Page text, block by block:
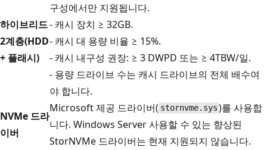
하이브리드
2계층(HDD
+ 플래시)
구성에서만 지원됩니다.
- 캐시 장치 ≥ 32GB.
- 캐시 대 용량 비율 ≥ 15%.
- 캐시 내구성 권장: ≥ 3 DWPD 또는 ≥ 4TBW/일.
- 용량 드라이브 수는 캐시 드라이브의 전체 배수여
야 합니다.
NVMe 드라
이버
Microsoft 제공 드라이버( stornvme.sys )를 사용합
니다. Windows Server 사용할 수 있는 향상된
StorNVMe 드라이버는 현재 지원되지 않습니다.